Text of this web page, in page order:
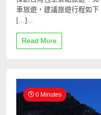
車旅遊，建議旅遊行程如
[…]...
Read More
0 Minutes